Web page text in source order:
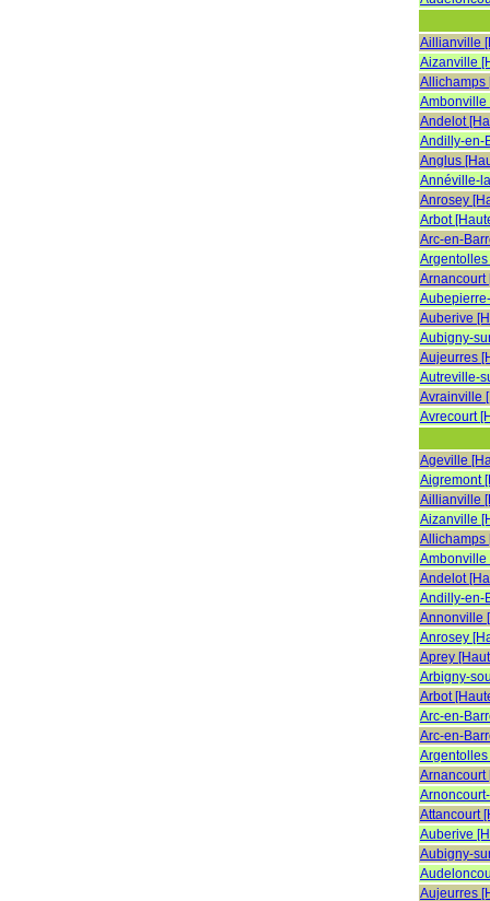
Aillianville
Aizanville
Allichamps
Ambonville
Andelot
Andilly-en-
Anglus
Annéville-
Anrosey
Arbot
Arc-en-
Arnancourt
Auberive
Aubigny-
Aujeurres
Autreville-
Avrainville
Avrecourt
Ageville
Aigremont
Aillianville
Aizanville
Allichamps
Ambonville
Andelot
Andilly-en-
Annonville
Anrosey
Aprey
Arbigny-
Arbot
Arc-en-
Arc-en-
Arnancourt
Attancourt
Auberive
Aubigny-
Aujeurres